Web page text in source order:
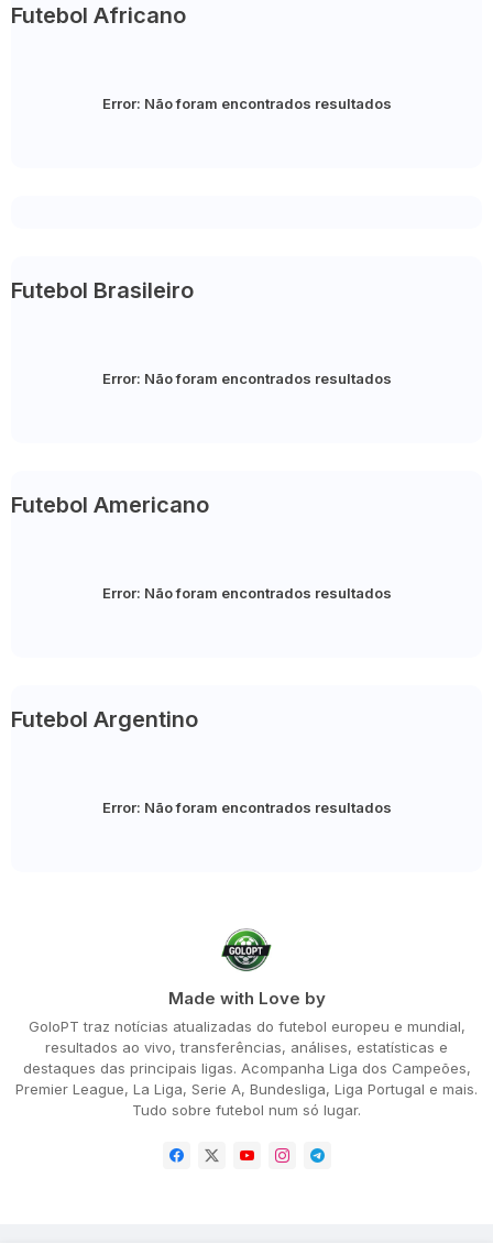
Futebol Africano
Error: Não foram encontrados resultados
Futebol Brasileiro
Error: Não foram encontrados resultados
Futebol Americano
Error: Não foram encontrados resultados
Futebol Argentino
Error: Não foram encontrados resultados
Made with Love by
GoloPT traz notícias atualizadas do futebol europeu e mundial,
resultados ao vivo, transferências, análises, estatísticas e
destaques das principais ligas. Acompanha Liga dos Campeões,
Premier League, La Liga, Serie A, Bundesliga, Liga Portugal e mais.
Tudo sobre futebol num só lugar.